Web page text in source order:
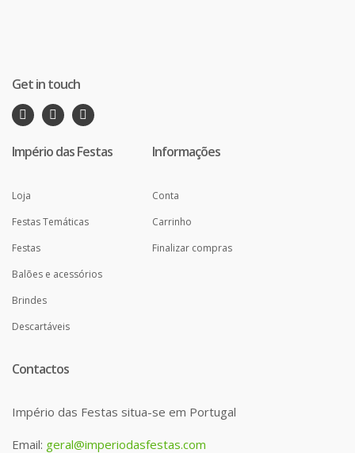
Get in touch
Império das Festas
Loja
Festas Temáticas
Festas
Balões e acessórios
Brindes
Descartáveis
Informações
Conta
Carrinho
Finalizar compras
Contactos
Império das Festas situa-se em Portugal
Email: geral@imperiodasfestas.com